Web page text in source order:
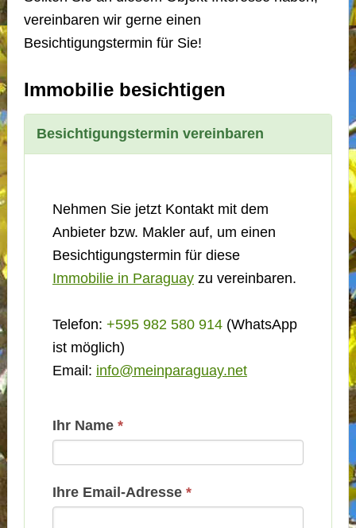
vereinbaren wir gerne einen
Besichtigungstermin für Sie!
Immobilie besichtigen
Besichtigungstermin vereinbaren
Nehmen Sie jetzt Kontakt mit dem
Anbieter bzw. Makler auf, um einen
Besichtigungstermin für diese
Immobilie in Paraguayzu vereinbaren.
Telefon: +595 982 580 914(WhatsApp
ist möglich)
Email: info@meinparaguay.net
Kontakt
Ihr Name *
Ihre Email-Adresse *